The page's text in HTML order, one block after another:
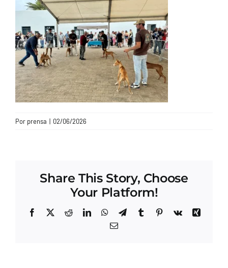
Por prensa | 02/06/2026
Share This Story, Choose
Your Platform!
Facebook
X RedditLinkedInWhatsApp
TelegramTumblrPinterest
Vk
Xing
Correo